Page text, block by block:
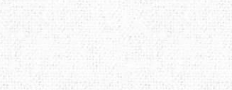
LOWE ALPINE LURBEL
MAILLON RAPIDE